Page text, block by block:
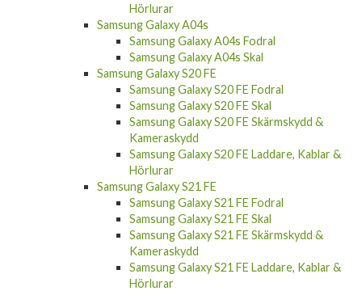
Hörlurar
Samsung Galaxy A04s
Samsung Galaxy A04s Fodral
Samsung Galaxy A04s Skal
Samsung Galaxy S20 FE
Samsung Galaxy S20 FE Fodral
Samsung Galaxy S20 FE Skal
Samsung Galaxy S20 FE Skärmskydd &
Kameraskydd
Samsung Galaxy S20 FE Laddare, Kablar &
Hörlurar
Samsung Galaxy S21 FE
Samsung Galaxy S21 FE Fodral
Samsung Galaxy S21 FE Skal
Samsung Galaxy S21 FE Skärmskydd &
Kameraskydd
Samsung Galaxy S21 FE Laddare, Kablar &
Hörlurar